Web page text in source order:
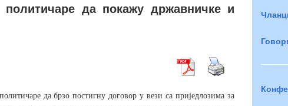
да покажу државничке и
политичаре да брзо постигну договор у вези са приједлозима за